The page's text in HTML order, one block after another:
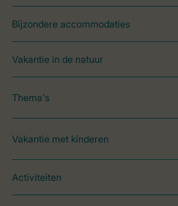
Bijzondere accommodaties
Vakantie in de natuur
Thema's
Vakantie met kinderen
Activiteiten